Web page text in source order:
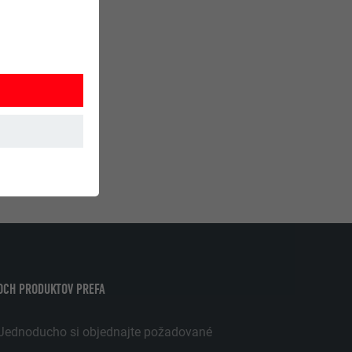
PRODUKTOV PREFA
si objednajte požadované
spôsobom